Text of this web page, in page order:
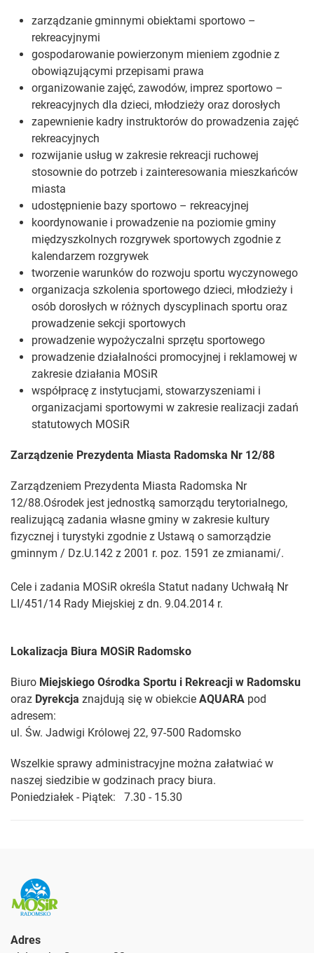
zarządzanie gminnymi obiektami sportowo –
rekreacyjnymi
gospodarowanie powierzonym mieniem zgodnie z
obowiązującymi przepisami prawa
organizowanie zajęć, zawodów, imprez sportowo –
rekreacyjnych dla dzieci, młodzieży oraz dorosłych
zapewnienie kadry instruktorów do prowadzenia zajęć
rekreacyjnych
rozwijanie usług w zakresie rekreacji ruchowej
stosownie do potrzeb i zainteresowania mieszkańców
miasta
udostępnienie bazy sportowo – rekreacyjnej
koordynowanie i prowadzenie na poziomie gminy
międzyszkolnych rozgrywek sportowych zgodnie z
kalendarzem rozgrywek
tworzenie warunków do rozwoju sportu wyczynowego
organizacja szkolenia sportowego dzieci, młodzieży i
osób dorosłych w różnych dyscyplinach sportu oraz
prowadzenie sekcji sportowych
prowadzenie wypożyczalni sprzętu sportowego
prowadzenie działalności promocyjnej i reklamowej w
zakresie działania MOSiR
współpracę z instytucjami, stowarzyszeniami i
organizacjami sportowymi w zakresie realizacji zadań
statutowych MOSiR
Zarządzenie Prezydenta Miasta Radomska Nr 12/88
Zarządzeniem Prezydenta Miasta Radomska Nr
12/88.Ośrodek jest jednostką samorządu terytorialnego,
realizującą zadania własne gminy w zakresie kultury
fizycznej i turystyki zgodnie z Ustawą o samorządzie
gminnym / Dz.U.142 z 2001 r. poz. 1591 ze zmianami/.
Cele i zadania MOSiR określa Statut nadany Uchwałą Nr
LI/451/14 Rady Miejskiej z dn. 9.04.2014 r.
Lokalizacja Biura MOSiR Radomsko
Biuro Miejskiego Ośrodka Sportu i Rekreacji w Radomsku
oraz Dyrekcja znajdują się w obiekcie AQUARA pod
adresem:
ul. Św. Jadwigi Królowej 22, 97-500 Radomsko
Wszelkie sprawy administracyjne można załatwiać w
naszej siedzibie w godzinach pracy biura.
Poniedziałek - Piątek: 7.30 - 15.30
Adres